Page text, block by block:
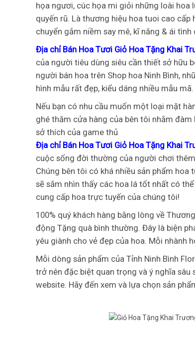
họa ngươi, cúc họa mi giỏi những loài
quyến rũ. Là thương hiệu hoa tuoi cao
chuyển gắm niềm say mê, kĩ năng & ái
Địa chỉ Bán Hoa Tươi Giỏ Hoa Tặng Khai
của người tiêu dùng siêu cần thiết sở hữu
người bán hoa trên Shop hoa Ninh Bình,
hình mẫu rất đẹp, kiểu dáng nhiều mẫu
Nếu bạn có nhu cầu muốn một loại mặt
ghé thăm cửa hàng của bên tôi nhằm
sở thích của game thủ
Địa chỉ Bán Hoa Tươi Giỏ Hoa Tặng Khai
cuộc sống đời thường của người chơi
Chúng bên tôi có khá nhiều sản phẩm
sẽ sắm nhìn thấy các hoa lá tốt nhất có
cung cấp hoa trực tuyến của chúng tôi!
100% quý khách hàng bằng lòng về
động Tặng quà bình thường. Đây là biện
yêu giành cho vẻ đẹp của hoa. Mỗi nhành
Mỗi dòng sản phẩm của Tỉnh Ninh Bình
trở nên đặc biệt quan trọng và ý nghĩa
website. Hãy đến xem và lựa chọn sản